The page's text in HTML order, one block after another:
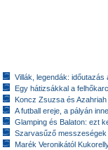
Villák, legendák: időutazás
Egy hátizsákkal a
Koncz Zsuzsa és
A futball ereje, a pályán
Glamping és Balaton: ezt
Szarvasűző messzeségek
Marék Veronikától